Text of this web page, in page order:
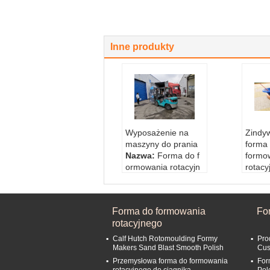
Inne produkty
Wyposażenie na
maszyny do prania
Nazwa: Forma do f
ormowania rotacyjn
Obróbka powierzc
hniowa:Polerowani
e, śrutowanie
grubość ściany:8-
10mm
forma
00 L
Forma do formowania
rotacyjnego
Calf Hutch Rotomoulding Formy
Makers Sand Blast Smooth Polish
Przemysłowa forma do formowania